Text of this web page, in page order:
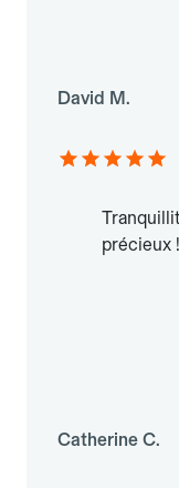
David M.
précieux !
Catherine C.